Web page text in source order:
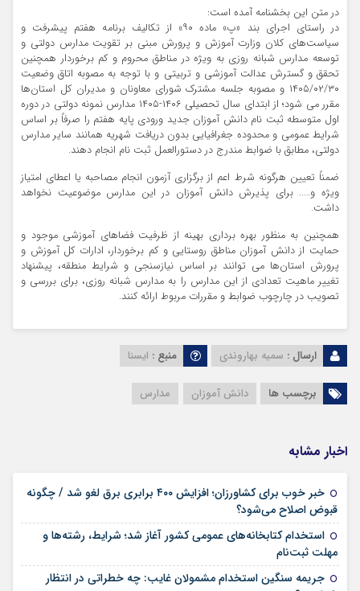
در متن این بخشنامه آمده است:
در راستای اجرای بند «پ» ماده ۹۰» از تکالیف برنامه هفتم پیشرفت و
سیاست‌های کلان وزارت آموزش و پرورش مبنی بر تقویت مدارس دولتی و
توسعه مدارس شبانه روزی به ویژه در مناطق محروم و کم برخوردار همچنین
تحقق و گسترش عدالت آموزشی و تربیتی و با توجه به مصوبه اتاق وضعیت
۱۴۰۵/۰۲/۳۰ و مصوبه جلسه مشترک شورای معاونان و مدیران کل استان‌ها
مقرر می شود؛ از ابتدای سال تحصیلی ۱۴۰۶-۱۴۰۵ مدارس نمونه دولتی در دوره
اول متوسطه ثبت نام دانش آموزان جدید ورودی پایه هفتم را صرفاً بر اساس
شرایط عمومی و محدوده جغرافیایی بدون دریافت شهریه همانند سایر مدارس
دولتی، مطابق با ضوابط مندرج در دستورالعمل ثبت نام انجام دهند.
ضمناً تعیین هرگونه شرط اعم از برگزاری آزمون انجام مصاحبه یا اعطای امتیاز
ویژه و….. برای پذیرش دانش آموزان در این مدارس موضوعیت نخواهد
داشت.
همچنین به منظور بهره برداری بهینه از ظرفیت فضاهای آموزشی موجود و
حمایت از دانش آموزان مناطق روستایی و کم برخوردار، ادارات کل آموزش و
پرورش استان‌ها می توانند بر اساس نیازسنجی و شرایط منطقه، پیشنهاد
تغییر ماهیت تعدادی از این مدارس را به مدارس شبانه روزی، برای بررسی و
تصویب در چارچوب ضوابط و مقررات مربوط ارائه کنند.
ارسال : سمیه بهاروندی منبع : ایسنا
برچسب ها دانش آموزان مدارس
اخبار مشابه
خبر خوب برای کشاورزان؛ افزایش ۴۰۰ برابری برق لغو شد / چگونه
قبوض اصلاح می‌شود؟
استخدام کتابخانه‌های عمومی کشور آغاز شد؛ شرایط، رشته‌ها و
مهلت ثبت‌نام
جریمه سنگین استخدام مشمولان غایب: چه خطراتی در انتظار